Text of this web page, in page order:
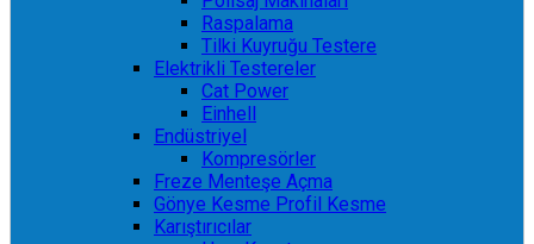
Raspalama
Tilki Kuyruğu Testere
Elektrikli Testereler
Cat Power
Einhell
Endüstriyel
Kompresörler
Freze Menteşe Açma
Gönye Kesme Profil Kesme
Karıştırıcılar